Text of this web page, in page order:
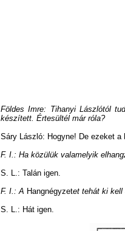
Földes Imre: Tihanyi Lászlótól
készített. Értesültél már róla?
Sáry László: Hogyne! De ezeket
F. I.: Ha közülük valamelyik
S. L.: Talán igen.
F. I.: A Hangnégyzetet tehát ki kell
S. L.: Hát igen.